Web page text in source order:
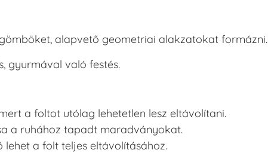
alapvető geometriai alakzatokat formázni.
gyurmával való festés.
a foltot utólag lehetetlen lesz eltávolítani.
a ruhához tapadt maradványokat.
lehet a folt teljes eltávolításához.